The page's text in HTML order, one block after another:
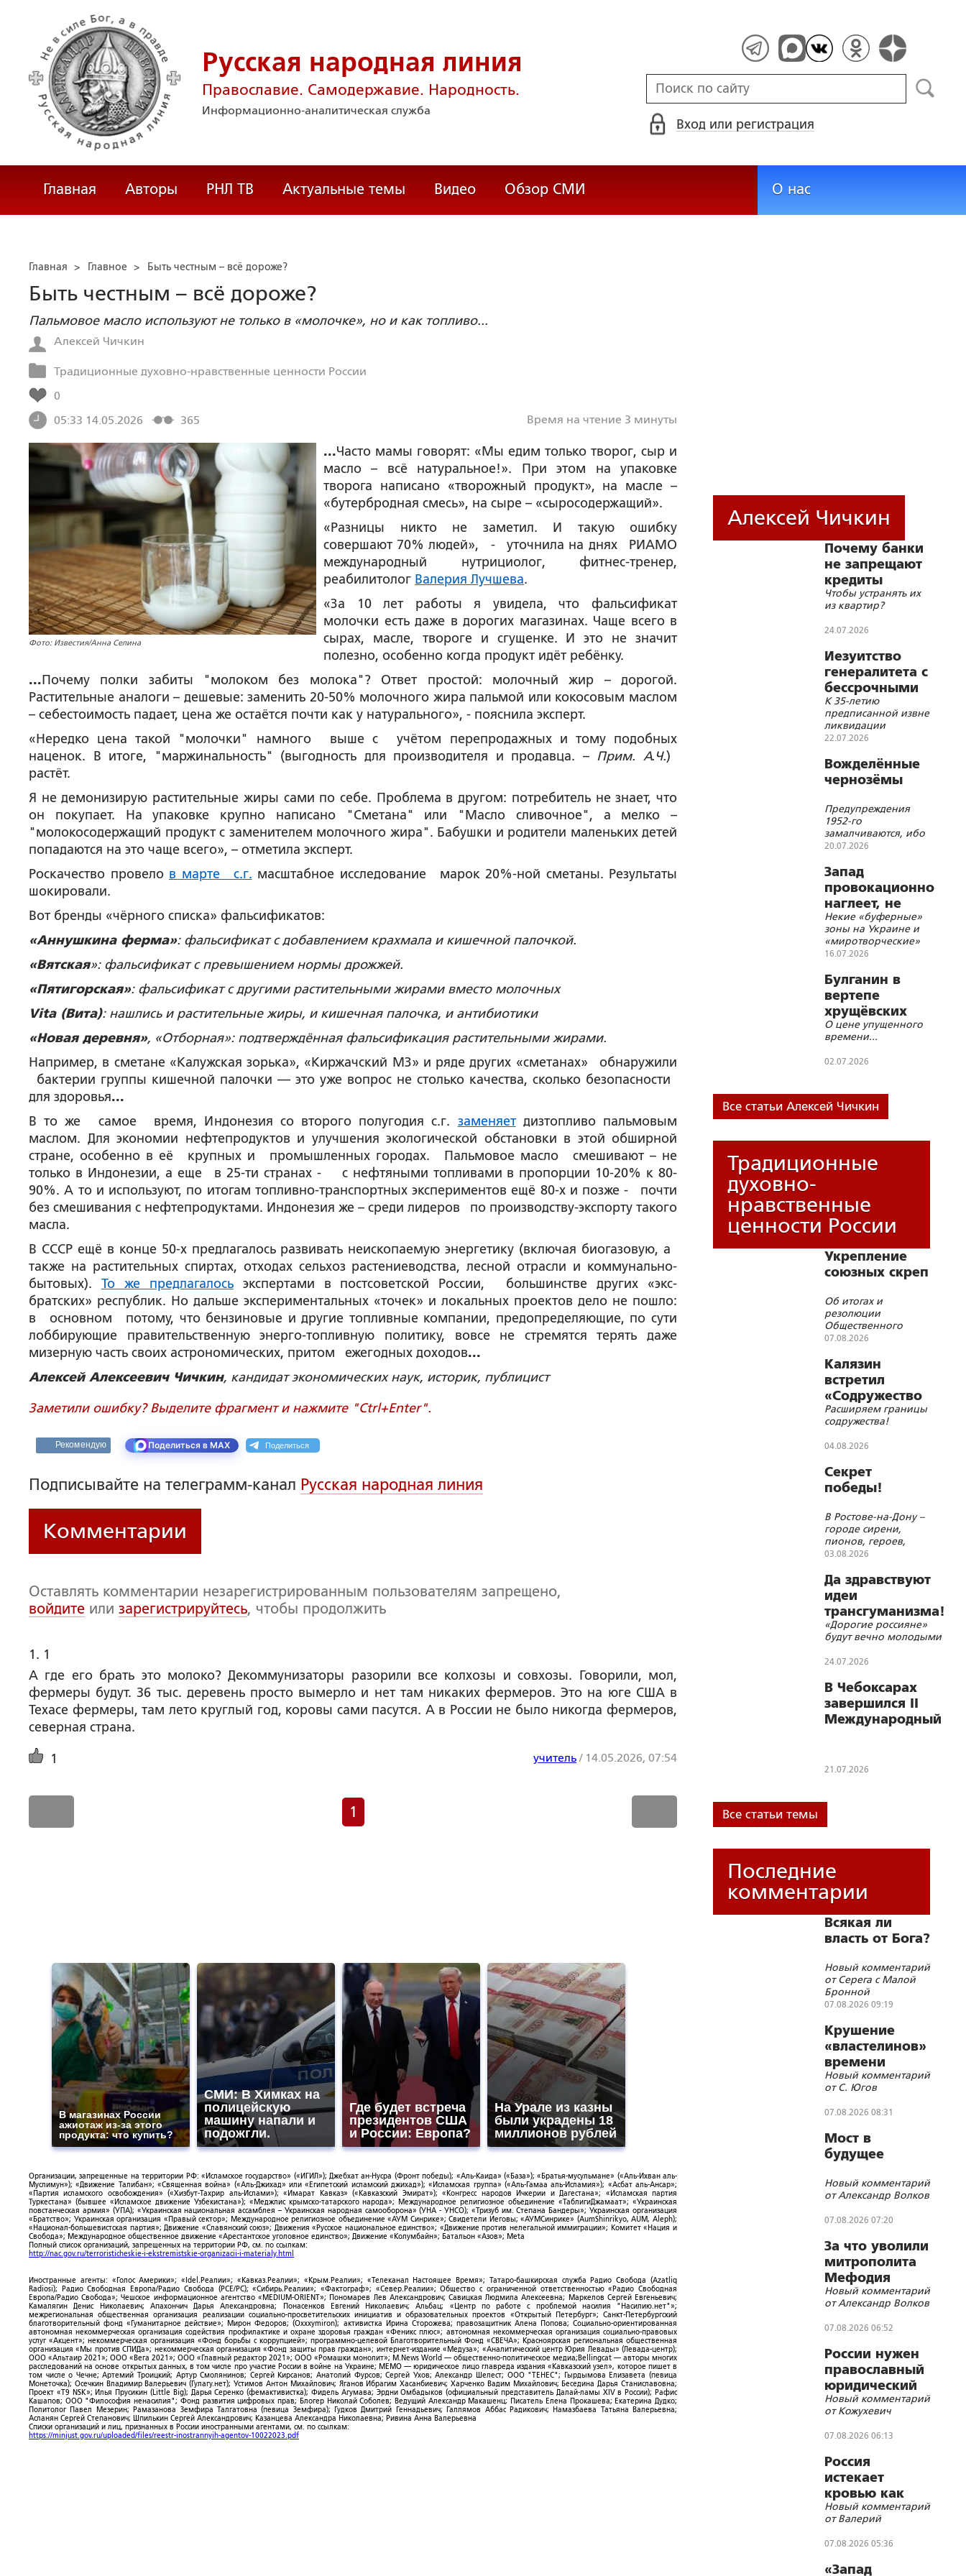
Русская народная линия
Православие. Самодержавие. Народность.
Информационно-аналитическая служба
Вход или регистрация
Главная Авторы РНЛ ТВ Актуальные темы Видео Обзор СМИ О нас
Главная > Главное > Быть честным – всё дороже?
Быть честным – всё дороже?
Пальмовое масло используют не только в «молочке», но и как топливо...
Алексей Чичкин
Традиционные духовно-нравственные ценности России
0
05:33 14.05.2026
365 Время на чтение 3 минуты
Фото: Известия/Анна Селина
...Часто мамы говорят: «Мы едим только творог, сыр и
масло – всё натуральное!». При этом на упаковке
творога написано «творожный продукт», на масле –
«бутербродная смесь», на сыре – «сыросодержащий».
«Разницы никто не заметил. И такую ошибку
совершают 70% людей», - уточнила на днях РИАМО
международный нутрициолог, фитнес-тренер,
реабилитолог Валерия Лучшева.
«За 10 лет работы я увидела, что фальсификат
молочки есть даже в дорогих магазинах. Чаще всего в
сырах, масле, твороге и сгущенке. И это не значит
полезно, особенно когда продукт идёт ребёнку.
... Почему полки забиты "молоком без молока"? Ответ простой: молочный жир – дорогой.
Растительные аналоги – дешевые: заменить 20-50% молочного жира пальмой или кокосовым маслом
– себестоимость падает, цена же остаётся почти как у натурального», - пояснила эксперт.
«Нередко цена такой "молочки" намного выше с учётом перепродажных и тому подобных
наценок. В итоге, "маржинальность" (выгодность для производителя и продавца. – Прим. А.Ч.)
растёт.
Я не демонизирую растительные жиры сами по себе. Проблема в другом: потребитель не знает, что
он покупает. На упаковке крупно написано "Сметана" или "Масло сливочное", а мелко –
"молокосодержащий продукт с заменителем молочного жира". Бабушки и родители маленьких детей
попадаются на это чаще всего», – отметила эксперт.
Роскачество провело в марте с.г. масштабное исследование марок 20%-ной сметаны. Результаты
шокировали.
Вот бренды «чёрного списка» фальсификатов:
«Аннушкина ферма»: фальсификат с добавлением крахмала и кишечной палочкой.
«Вятская»: фальсификат с превышением нормы дрожжей.
«Пятигорская»: фальсификат с другими растительными жирами вместо молочных
Vita (Вита): нашлись и растительные жиры, и кишечная палочка, и антибиотики
«Новая деревня», «Отборная»: подтверждённая фальсификация растительными жирами.
Например, в сметане «Калужская зорька», «Киржачский МЗ» и ряде других «сметанах» обнаружили
бактерии группы кишечной палочки — это уже вопрос не столько качества, сколько безопасности
для здоровья...
В то же самое время, Индонезия со второго полугодия с.г. заменяетдизтопливо пальмовым
маслом. Для экономии нефтепродуктов и улучшения экологической обстановки в этой обширной
стране, особенно в её крупных и промышленных городах. Пальмовое масло смешивают – не
только в Индонезии, а еще в 25-ти странах - с нефтяными топливами в пропорции 10-20% к 80-
90%. А то и используют, по итогам топливно-транспортных экспериментов ещё 80-х и позже - почти
без смешивания с нефтепродуктами. Индонезия же – среди лидеров по производству-экспорту такого
масла.
В СССР ещё в конце 50-х предлагалось развивать неископаемую энергетику (включая биогазовую, а
также на растительных спиртах, отходах сельхоз растениеводства, лесной отрасли и коммунально-
бытовых). То же предлагалосьэкспертами в постсоветской России, большинстве других «экс-
братских» республик. Но дальше экспериментальных «точек» и локальных проектов дело не пошло:
в основном потому, что бензиновые и другие топливные компании, предопределяющие, по сути
лоббирующие правительственную энерго-топливную политику, вовсе не стремятся терять даже
мизерную часть своих астрономических, притом ежегодных доходов...
Алексей Алексеевич Чичкин, кандидат экономических наук, историк, публицист
Заметили ошибку? Выделите фрагмент и нажмите "Ctrl+Enter".
Рекомендую Поделиться в MAX Поделиться
Подписывайте на телеграмм-канал Русская народная линия
Комментарии
Оставлять комментарии незарегистрированным пользователям запрещено,
войдите или зарегистрируйтесь, чтобы продолжить
1. 1
А где его брать это молоко? Декоммунизаторы разорили все колхозы и совхозы. Говорили, мол,
фермеры будут. 36 тыс. деревень просто вымерло и нет там никаких фермеров. Это на юге США в
Техасе фермеры, там лето круглый год, коровы сами пасутся. А в России не было никогда фермеров,
северная страна.
1 учитель/ 14.05.2026, 07:54
1
В магазинах России
ажиотаж из-за этого
продукта: что купить?
СМИ: В Химках на
полицейскую
машину напали и
подожгли.
Где будет встреча
президентов США
и России: Европа?
На Урале из казны
были украдены 18
миллионов рублей
Организации, запрещенные на территории РФ: «Исламское государство» («ИГИЛ»); Джебхат ан-Нусра (Фронт победы); «Аль-Каида» («База»); «Братья-мусульмане» («Аль-Ихван аль-
Муслимун»); «Движение Талибан»; «Священная война» («Аль-Джихад» или «Египетский исламский джихад»); «Исламская группа» («Аль-Гамаа аль-Исламия»); «Асбат аль-Ансар»;
«Партия исламского освобождения» («Хизбут-Тахрир аль-Ислами»); «Имарат Кавказ» («Кавказский Эмират»); «Конгресс народов Ичкерии и Дагестана»; «Исламская партия
Туркестана» (бывшее «Исламское движение Узбекистана»); «Меджлис крымско-татарского народа»; Международное религиозное объединение «ТаблигиДжамаат»; «Украинская
повстанческая армия» (УПА); «Украинская национальная ассамблея – Украинская народная самооборона» (УНА - УНСО); «Тризуб им. Степана Бандеры»; Украинская организация
«Братство»; Украинская организация «Правый сектор»; Международное религиозное объединение «АУМ Синрике»; Свидетели Иеговы; «АУМСинрике» (AumShinrikyo, AUM, Aleph);
«Национал-большевистская партия»; Движение «Славянский союз»; Движения «Русское национальное единство»; «Движение против нелегальной иммиграции»; Комитет «Нация и
Свобода»; Международное общественное движение «Арестантское уголовное единство»; Движение «Колумбайн»; Батальон «Азов»; Meta
Полный список организаций, запрещенных на территории РФ, см. по ссылкам:
http://nac.gov.ru/terroristicheskie-i-ekstremistskie-organizacii-i-materialy.html
Иностранные агенты: «Голос Америки»; «Idel.Реалии»; «Кавказ.Реалии»; «Крым.Реалии»; «Телеканал Настоящее Время»; Татаро-башкирская служба Радио Свобода (Azatliq
Radiosi); Радио Свободная Европа/Радио Свобода (PCE/PC); «Сибирь.Реалии»; «Фактограф»; «Север.Реалии»; Общество с ограниченной ответственностью «Радио Свободная
Европа/Радио Свобода»; Чешское информационное агентство «MEDIUM-ORIENT»; Пономарев Лев Александрович; Савицкая Людмила Алексеевна; Маркелов Сергей Евгеньевич;
Камалягин Денис Николаевич; Апахончич Дарья Александровна; Понасенков Евгений Николаевич; Альбац; «Центр по работе с проблемой насилия "Насилию.нет"»;
межрегиональная общественная организация реализации социально-просветительских инициатив и образовательных проектов «Открытый Петербург»; Санкт-Петербургский
благотворительный фонд «Гуманитарное действие»; Мирон Федоров; (Oxxxymiron); активистка Ирина Сторожева; правозащитник Алена Попова; Социально-ориентированная
автономная некоммерческая организация содействия профилактике и охране здоровья граждан «Феникс плюс»; автономная некоммерческая организация социально-правовых
услуг «Акцент»; некоммерческая организация «Фонд борьбы с коррупцией»; программно-целевой Благотворительный Фонд «СВЕЧА»; Красноярская региональная общественная
организация «Мы против СПИДа»; некоммерческая организация «Фонд защиты прав граждан»; интернет-издание «Медуза»; «Аналитический центр Юрия Левады» (Левада-центр);
ООО «Альтаир 2021»; ООО «Вега 2021»; ООО «Главный редактор 2021»; ООО «Ромашки монолит»; M.News World — общественно-политическое медиа;Bellingcat — авторы многих
расследований на основе открытых данных, в том числе про участие России в войне на Украине; МЕМО — юридическое лицо главреда издания «Кавказский узел», которое пишет в
том числе о Чечне; Артемий Троицкий; Артур Смолянинов; Сергей Кирсанов; Анатолий Фурсов; Сергей Ухов; Александр Шелест; ООО "ТЕНЕС"; Гырдымова Елизавета (певица
Монеточка); Осечкин Владимир Валерьевич (Гулагу.нет); Устимов Антон Михайлович; Яганов Ибрагим Хасанбиевич; Харченко Вадим Михайлович; Беседина Дарья Станиславовна;
Проект «T9 NSK»; Илья Прусикин (Little Big); Дарья Серенко (фемактивистка); Фидель Агумава; Эрдни Омбадыков (официальный представитель Далай-ламы XIV в России); Рафис
Кашапов; ООО "Философия ненасилия"; Фонд развития цифровых прав; Блогер Николай Соболев; Ведущий Александр Макашенц; Писатель Елена Прокашева; Екатерина Дудко;
Политолог Павел Мезерин; Рамазанова Земфира Талгатовна (певица Земфира); Гудков Дмитрий Геннадьевич; Галлямов Аббас Радикович; Намазбаева Татьяна Валерьевна;
Асланян Сергей Степанович; Шпилькин Сергей Александрович; Казанцева Александра Николаевна; Ривина Анна Валерьевна
Списки организаций и лиц, признанных в России иностранными агентами, см. по ссылкам:
https://minjust.gov.ru/uploaded/files/reestr-inostrannyih-agentov-10022023.pdf
Алексей Чичкин
Почему банки
не запрещают
кредиты
пенсионерам?
Чтобы устранять их
из квартир?
24.07.2026
Иезуитство
генералитета с
бессрочными
последствиями
К 35-летию
предписанной извне
ликвидации
Варшавского
22.07.2026
Вожделённые
чернозёмы
Предупреждения
1952-го
замалчиваются, ибо
игнорируются?..
20.07.2026
Запад
провокационно
наглеет, не
опасаясь за
киевские
власти...
Некие «буферные»
зоны на Украине и
«миротворческие»
переговоры с
16.07.2026
Булганин в
вертепе
хрущёвских
«новаций»
О цене упущенного
времени...
02.07.2026
Все статьи Алексей Чичкин
Традиционные
духовно-
нравственные
ценности России
Укрепление
союзных скреп
Об итогах и
резолюции
Общественного
военно-
форума Союзного
07.08.2026
Калязин
встретил
«Содружество
православной
молодёжи»
Расширяем границы
содружества!
04.08.2026
Секрет
победы!
В Ростове-на-Дону –
городе сирени,
пионов, героев,
молитв и красоты
03.08.2026
Да здравствуют
идеи
трансгуманизма!
«Дорогие россияне»
будут вечно молодыми
24.07.2026
В Чебоксарах
завершился II
Международный
Махмуда
21.07.2026
Все статьи темы
Последние
комментарии
Всякая ли
власть от Бога?
Новый комментарий
от Серега с Малой
Бронной
07.08.2026 09:19
Крушение
«властелинов»
времени
Новый комментарий
от С. Югов
07.08.2026 08:31
Мост в
будущее
Новый комментарий
от Александр Волков
07.08.2026 07:20
За что уволили
митрополита
Мефодия
(Немцова)?
Новый комментарий
от Александр Волков
07.08.2026 06:52
России нужен
православный
юридический
СОБР
Новый комментарий
от Кожухевич
07.08.2026 06:13
Россия
истекает
кровью как
жертвенное
животное?
Новый комментарий
от Валерий
07.08.2026 05:36
«Запад